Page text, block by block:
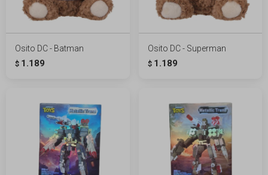
Osito DC - Batman
$ 1.189
Osito DC - Superman
$ 1.189